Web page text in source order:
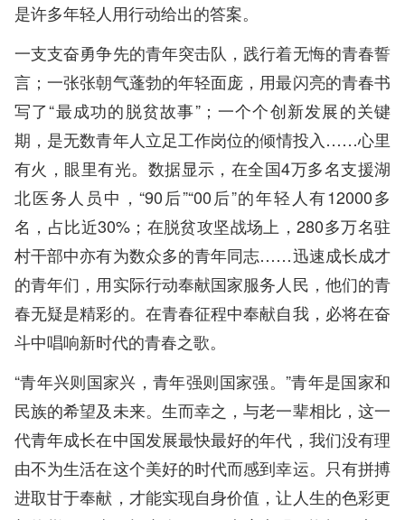
是许多年轻人用行动给出的答案。
一支支奋勇争先的青年突击队，践行着无悔的青春誓
言；一张张朝气蓬勃的年轻面庞，用最闪亮的青春书
写了“最成功的脱贫故事”；一个个创新发展的关键
期，是无数青年人立足工作岗位的倾情投入……心里
有火，眼里有光。数据显示，在全国4万多名支援湖
北医务人员中，“90后”“00后”的年轻人有12000多
名，占比近30%；在脱贫攻坚战场上，280多万名驻
村干部中亦有为数众多的青年同志……迅速成长成才
的青年们，用实际行动奉献国家服务人民，他们的青
春无疑是精彩的。在青春征程中奉献自我，必将在奋
斗中唱响新时代的青春之歌。
“青年兴则国家兴，青年强则国家强。”青年是国家和
民族的希望及未来。生而幸之，与老一辈相比，这一
代青年成长在中国发展最快最好的年代，我们没有理
由不为生活在这个美好的时代而感到幸运。只有拼搏
进取甘于奉献，才能实现自身价值，让人生的色彩更